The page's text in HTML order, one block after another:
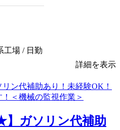
工場 / 日勤
詳細を表示
】ガソリン代補助